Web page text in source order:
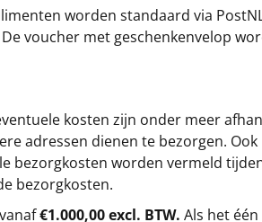
worden standaard via
voucher met geschenkenvelop
kosten zijn onder meer
adressen dienen te bezorgen.
bezorgkosten worden vermeld
bezorgkosten.
€1.000,00 excl. BTW. Als het